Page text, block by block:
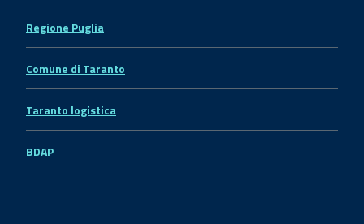
Regione Puglia
Comune di Taranto
Taranto logistica
BDAP